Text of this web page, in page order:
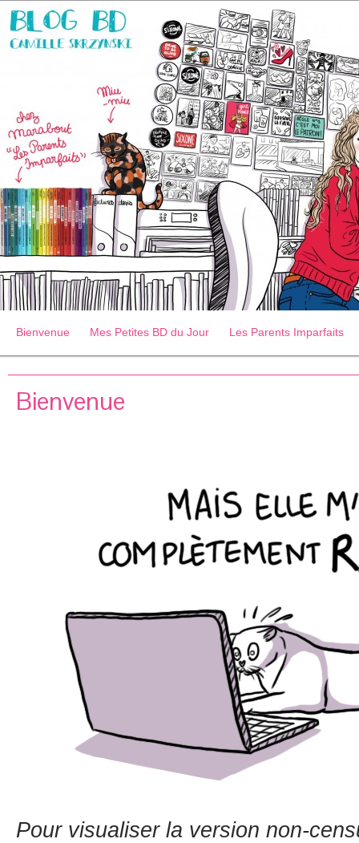
Bienvenue Mes Petites BD du Jour Les Parents Imparfaits
Bienvenue
Pour visualiser la version non-